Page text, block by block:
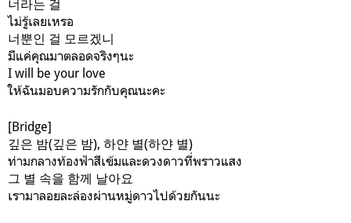
너라는 걸
ไม่รู้เลยเหรอ
너뿐인 걸 모르겠니
มีแค่คุณมาตลอดจริงๆนะ
I will be your love
ให้ฉันมอบความรักกับคุณนะคะ
[Bridge]
깊은 밤(깊은 밤), 하얀 별(하얀 별)
ท่ามกลางท้องฟ้าสีเข้มและดวงดาวที่พราวแสง
그 별 속을 함께 날아요
เรามาลอยละล่องผ่านหมู่ดาวไปด้วยกันนะ